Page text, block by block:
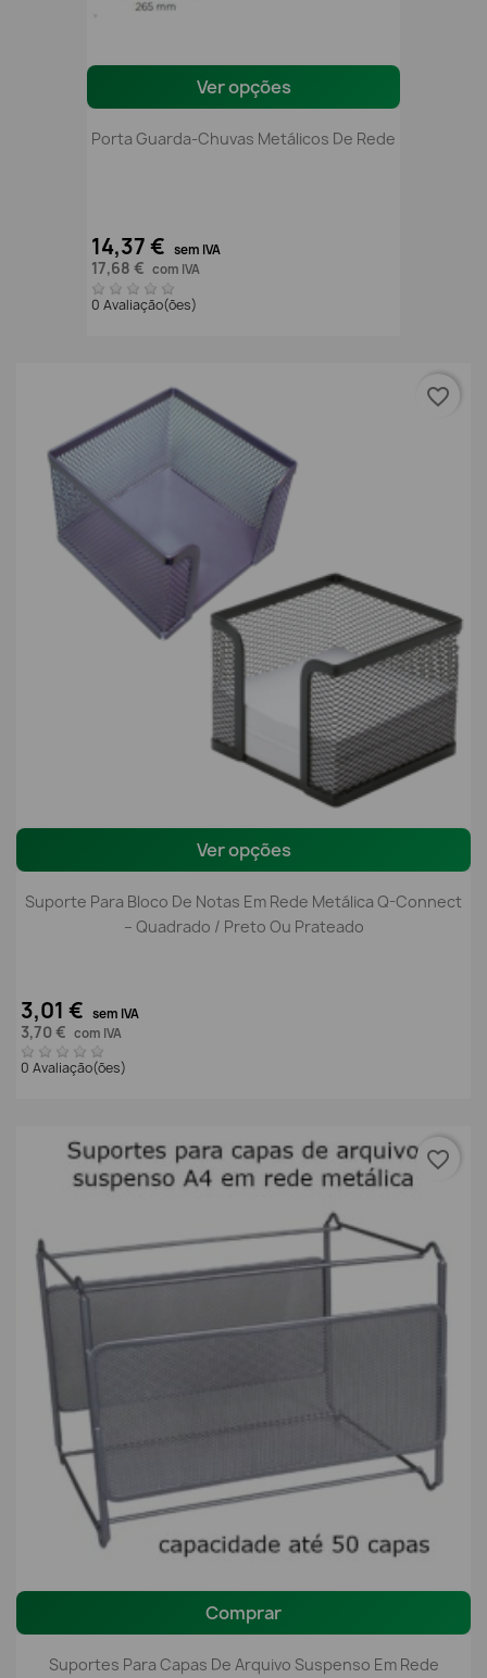
Ver opções
Porta Guarda-Chuvas Metálicos De Rede
14,37 € sem IVA
17,68 € com IVA
0 Avaliação(ões)
Ver opções
Suporte Para Bloco De Notas Em Rede Metálica Q-Connect
– Quadrado / Preto Ou Prateado
3,01 € sem IVA
3,70 € com IVA
0 Avaliação(ões)
favorite_border
Comprar
Suportes Para Capas De Arquivo Suspenso Em Rede
favorite_border